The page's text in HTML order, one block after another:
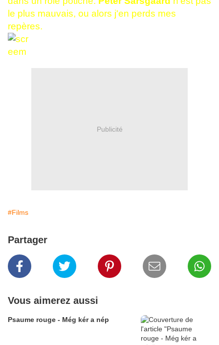
le plus mauvais, ou alors j'en perds mes
repères.
Publicité
#Films
Partager
Vous aimerez aussi
Psaume rouge - Még kér a nép